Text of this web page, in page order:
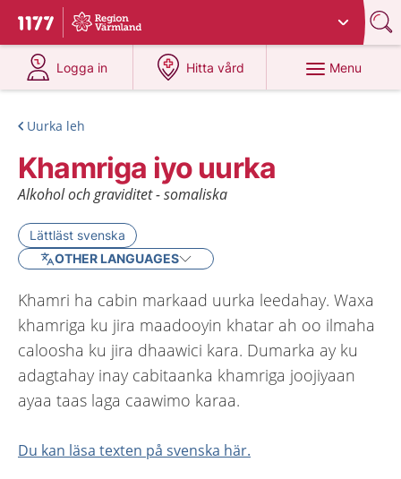
To start page for 1177
Du har valt region
Logga in
at 1177.se
Hitta vård
at 1177.se
Menu
Uurka leh
Khamriga iyo uurka
Alkohol och graviditet - somaliska
Lättläst svenska
OTHER LANGUAGES
Khamri ha cabin markaad uurka leedahay. Waxa
khamriga ku jira maadooyin khatar ah oo ilmaha
caloosha ku jira dhaawici kara. Dumarka ay ku
adagtahay inay cabitaanka khamriga joojiyaan
ayaa taas laga caawimo karaa.
Du kan läsa texten på svenska här.